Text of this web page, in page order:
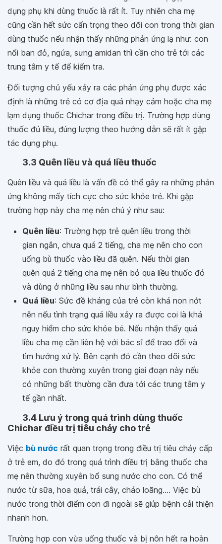
dụng phụ khi dùng thuốc là rất ít. Tuy nhiên cha mẹ
cũng cần hết sức cẩn trọng theo dõi con trong thời gian
dùng thuốc nếu nhận thấy những phản ứng lạ như: con
nổi ban đỏ, ngứa, sưng amidan thì cần cho trẻ tới các
trung tâm y tế để kiểm tra.
Đối tượng chủ yếu xảy ra các phản ứng phụ được xác
định là những trẻ có cơ địa quá nhạy cảm hoặc cha mẹ
lạm dụng thuốc Chichar trong điều trị. Trường hợp dùng
thuốc đủ liều, đúng lượng theo hướng dẫn sẽ rất ít gặp
tác dụng phụ.
3.3 Quên liều và quá liều thuốc
Quên liều và quá liều là vấn đề có thể gây ra những phản
ứng không mấy tích cực cho sức khỏe trẻ. Khi gặp
trường hợp này cha mẹ nên chú ý như sau:
Quên liều: Trường hợp trẻ quên liều trong thời
gian ngắn, chưa quá 2 tiếng, cha mẹ nên cho con
uống bù thuốc vào liều đã quên. Nếu thời gian
quên quá 2 tiếng cha mẹ nên bỏ qua liều thuốc đó
và dùng ở những liều sau như bình thường.
Quá liều: Sức đề kháng của trẻ còn khá non nớt
nên nếu tình trạng quá liều xảy ra được coi là khá
nguy hiểm cho sức khỏe bé. Nếu nhận thấy quá
liều cha mẹ cần liên hệ với bác sĩ để trao đổi và
tìm hướng xử lý. Bên cạnh đó cần theo dõi sức
khỏe con thường xuyên trong giai đoạn này nếu
có những bất thường cần đưa tới các trung tâm y
tế gần nhất.
3.4 Lưu ý trong quá trình dùng thuốc
Chichar điều trị tiêu chảy cho trẻ
Việc bù nước rất quan trọng trong điều trị tiêu chảy cấp
ở trẻ em, do đó trong quá trình điều trị bằng thuốc cha
mẹ nên thường xuyên bổ sung nước cho con. Có thể
nước từ sữa, hoa quả, trái cây, cháo loãng.... Việc bù
nước trong thời điểm con đi ngoài sẽ giúp bệnh cải thiện
nhanh hơn.
Trường hợp con vừa uống thuốc và bị nôn hết ra hoàn